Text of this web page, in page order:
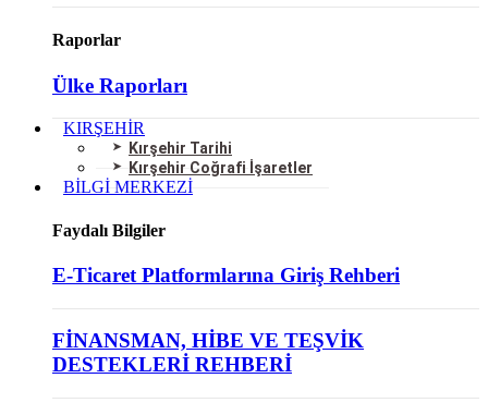
Raporlar
Ülke Raporları
KIRŞEHİR
Kırşehir Tarihi
Kırşehir Coğrafi İşaretler
BİLGİ MERKEZİ
Faydalı Bilgiler
E-Ticaret Platformlarına Giriş Rehberi
FİNANSMAN, HİBE VE TEŞVİK
DESTEKLERİ REHBERİ